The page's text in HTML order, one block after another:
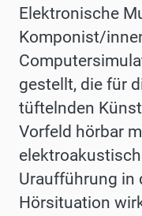
Elektronische
Komponist/
gestellt, die für
tüftelnden
Vorfeld hörbar
Uraufführung in
Hörsituation